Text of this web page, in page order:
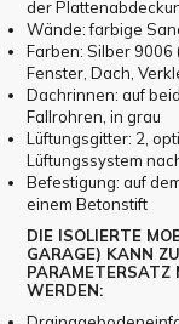
der
Wände: farbige
Farben: Silber 9006
Fenster, Dach,
Dachrinnen: auf
Fallrohren, in grau
Lüftungsgitter: 2,
Lüftungssystem
Befestigung: auf
einem Betonstift
DIE ISOLIERTE
GARAGE) KANN
PARAMETERSATZ
WERDEN: